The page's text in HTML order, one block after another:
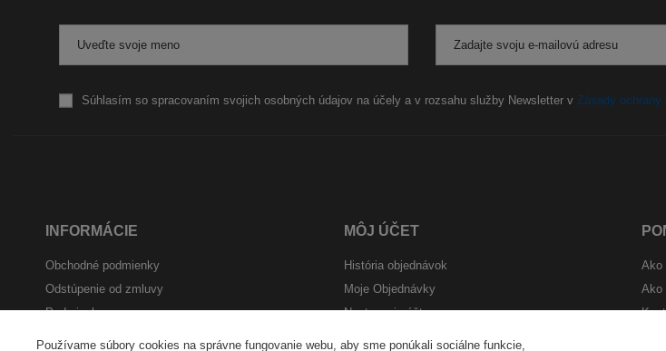
Uveďte svoje meno Zadajte svoju e-mailovú adresu
Súhlasím so spracovaním svojich osobných údajov na účely a v rozsahu služby Newsletter v Zásady ochrany
INFORMÁCIE
Obchodné podmienky
Odstúpenie od zmluvy
Podmienky
MÔJ ÚČET
História objednávok
Moje Objednávky
Nastavenie účtu
Ako
Ako
Používame súbory cookies na správne fungovanie webu, aby sme ponúkali sociálne funkcie,